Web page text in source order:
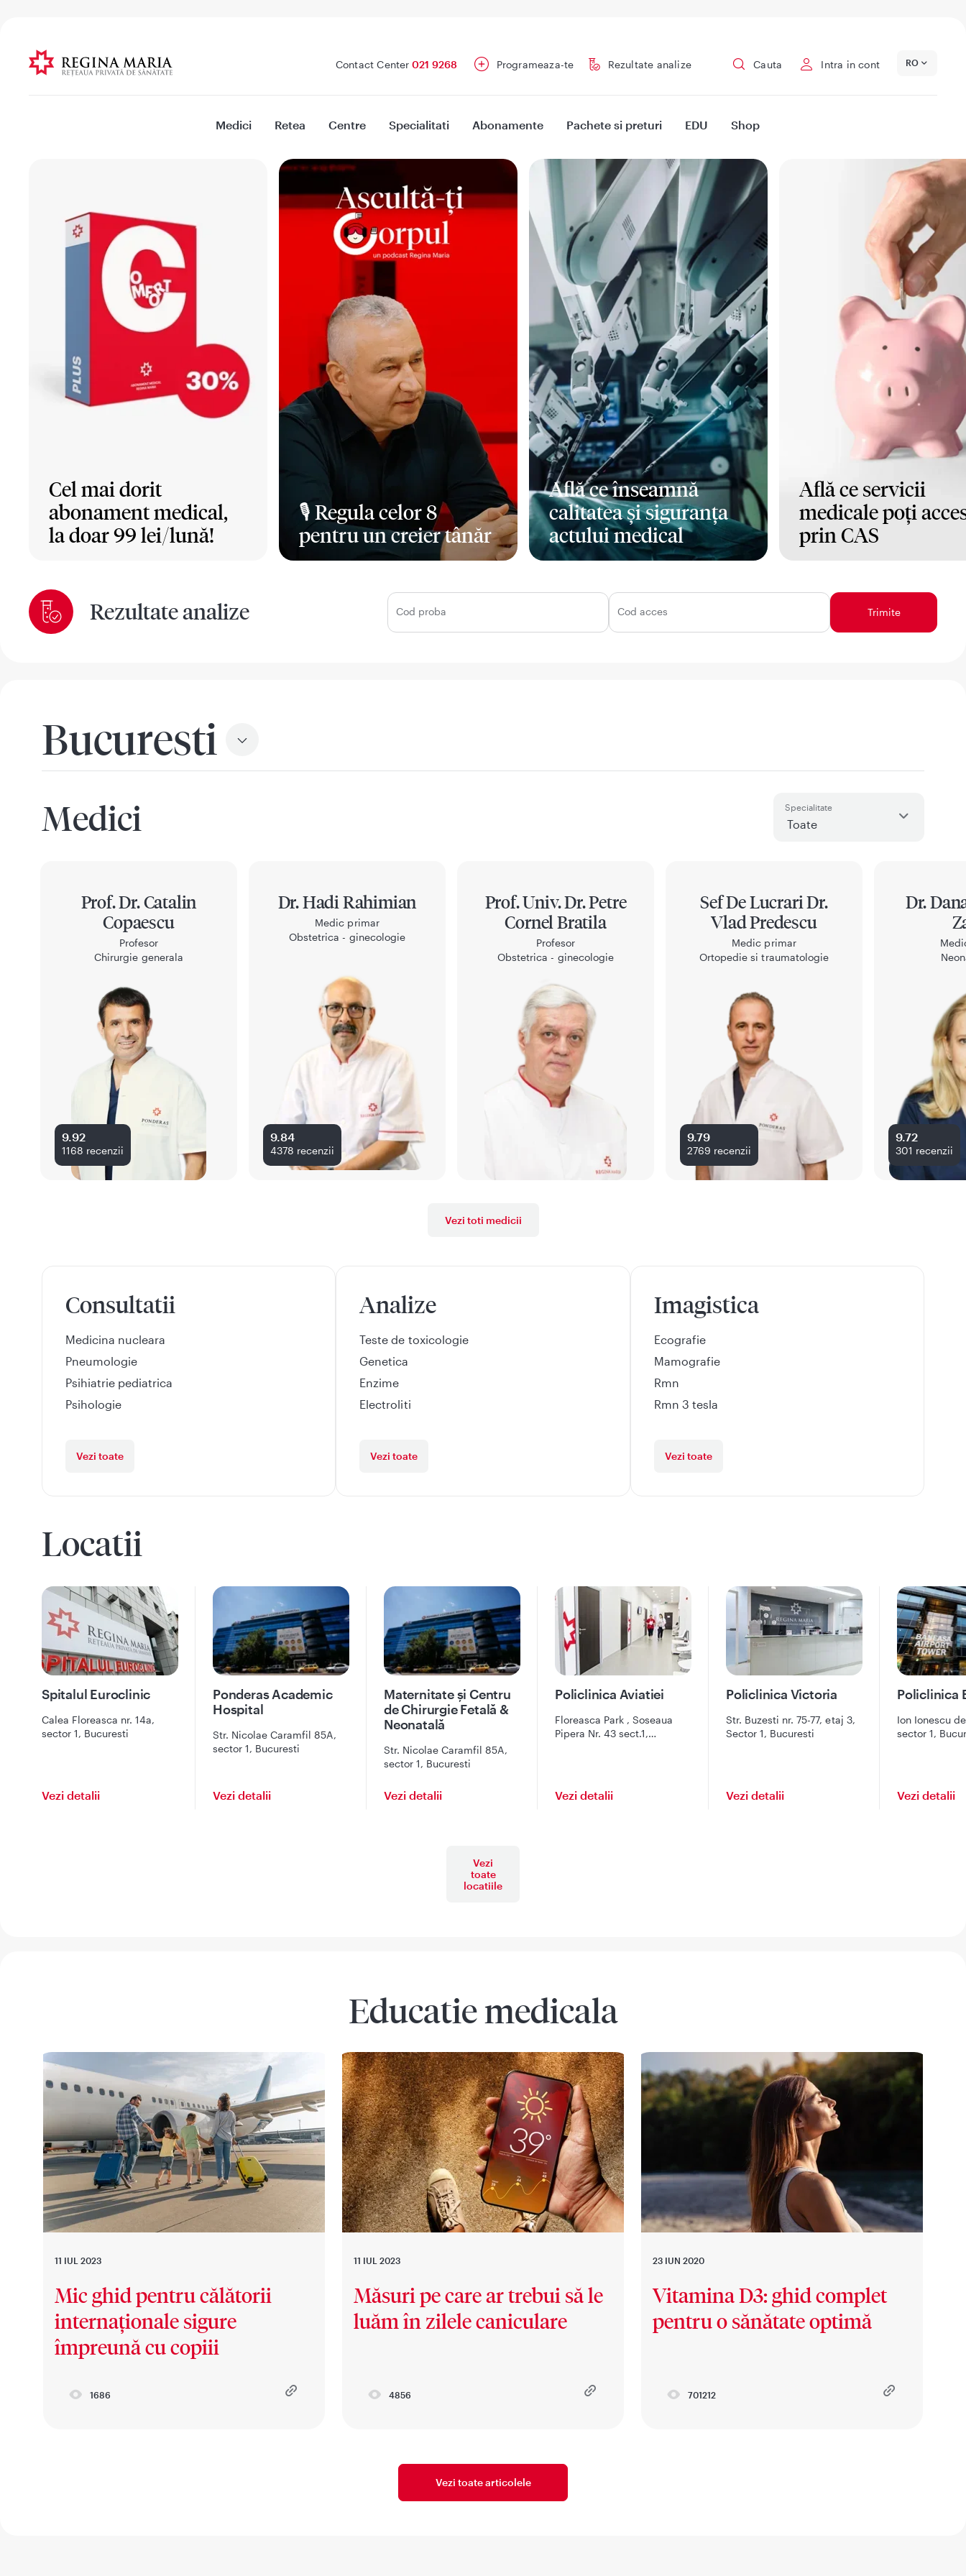
Contact Center 021 9268 Programeaza-te Rezultate analize Cauta Intra in cont RO
Medici Retea Centre Specialitati Abonamente Pachete si preturi EDU Shop
Cel mai dorit
abonament medical,
la doar 99 lei/lună!
🎙️ Regula celor 8
pentru un creier tânăr
Află ce înseamnă
calitatea și siguranța
actului medical
Află ce servicii
medicale poți
prin CAS
Rezultate analize Cod proba Cod acces
Bucuresti
Medici Specialitate
Prof. Dr. Catalin
Copaescu
Profesor
Chirurgie generala
9.92
1168 recenzii
Dr. Hadi Rahimian
Medic primar
Obstetrica - ginecologie
9.84
4378 recenzii
Prof. Univ. Dr. Petre
Cornel Bratila
Profesor
Obstetrica - ginecologie
Sef De Lucrari Dr.
Vlad Predescu
Medic primar
Ortopedie si traumatologie
9.79
2769 recenzii
Dr.
9.72
301 recenzii
Vezi toti medicii
Consultatii
Medicina nucleara
Pneumologie
Psihiatrie pediatrica
Psihologie
Vezi toate
Analize
Teste de toxicologie
Genetica
Enzime
Electroliti
Vezi toate
Imagistica
Ecografie
Mamografie
Rmn
Rmn 3 tesla
Vezi toate
Locatii
Spitalul Euroclinic
Calea Floreasca nr. 14a,
sector 1, Bucuresti
Vezi detalii
Ponderas Academic
Hospital
Str. Nicolae Caramfil 85A,
sector 1, Bucuresti
Vezi detalii
Maternitate și Centru
de Chirurgie Fetală &
Neonatală
Str. Nicolae Caramfil 85A,
sector 1, Bucuresti
Vezi detalii
Policlinica Aviatiei
Floreasca Park , Soseaua
Pipera Nr. 43 sect.1,
Vezi detalii
Policlinica Victoria
Str. Buzesti nr. 75-77, etaj 3,
Sector 1, Bucuresti
Vezi detalii
Policlinica
Ion Ionescu
sector 1,
Vezi detalii
Vezi
toate
locatiile
Educatie medicala
11 IUL 2023
Mic ghid pentru călătorii
internaționale sigure
împreună cu copiii
1686
11 IUL 2023
Măsuri pe care ar trebui să le
luăm în zilele caniculare
4856
23 IUN 2020
Vitamina D3: ghid complet
pentru o sănătate optimă
701212
Vezi toate articolele